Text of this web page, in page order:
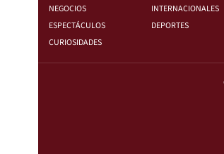
NEGOCIOS
INTERNACIONALES
ESPECTÁCULOS
DEPORTES
CURIOSIDADES